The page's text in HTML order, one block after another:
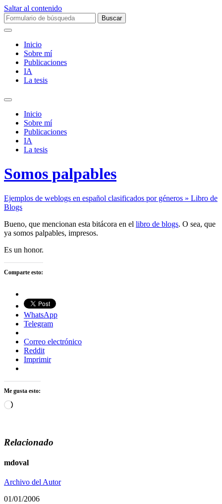
Saltar al contenido
Buscar:
Inicio
Sobre mí­
Publicaciones
IA
La tesis
Alternar
campo
búsqueda
Inicio
Sobre mí­
Publicaciones
IA
La tesis
Somos palpables
Ejemplos de weblogs en español clasificados por géneros » Libro de
Blogs
Bueno, que mencionan esta bitácora en el libro de blogs. O sea, que
ya somos palpables, impresos.
Es un honor.
Comparte esto:
WhatsApp
Telegram
Correo electrónico
Reddit
Imprimir
Me gusta esto:
Cargando...
Relacionado
mdoval
Archivo del Autor
01/01/2006